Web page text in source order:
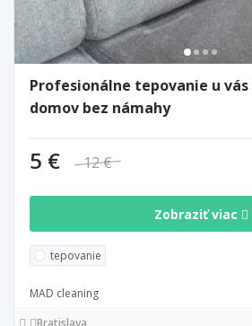
Profesionálne tepovanie u
domov bez námahy
5 € 12 €
Zobraziť viac
tepovanie
MAD cleaning